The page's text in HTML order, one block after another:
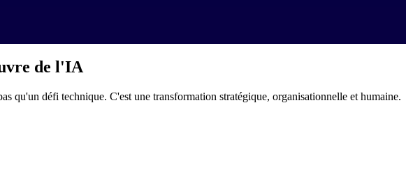
de l'IA
qu'un défi technique. C'est une transformation stratégique, organisationnelle et humaine.